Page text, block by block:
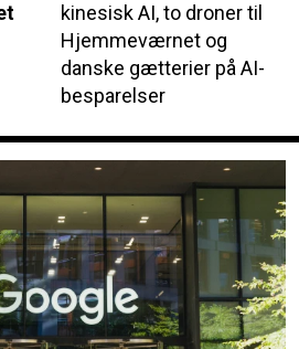
kinesisk AI, to droner til
Hjemmeværnet og
danske gætterier på AI-
besparelser